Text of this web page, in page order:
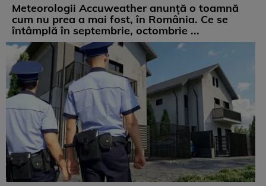
Meteorologii Accuweather anunță o toamnă
cum nu prea a mai fost, în România. Ce se
întâmplă în septembrie, octombrie ...